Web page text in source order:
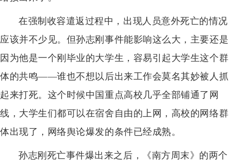
在强制收容遣返过程中，出现人员意外死亡的情况
应该并不少见。但孙志刚事件能影响这么大，主要还是
因为他是一个刚毕业的大学生，容易引起大学生这个群
体的共鸣——谁也不想以后出来工作会莫名其妙被人抓
起来打死。这个时候中国重点高校几乎全部铺通了网
线，大学生们都可以在宿舍自由的上网，高校的网络群
体出现了，网络舆论爆发的条件已经成熟。
孙志刚死亡事件爆出来之后，《南方周末》的两个